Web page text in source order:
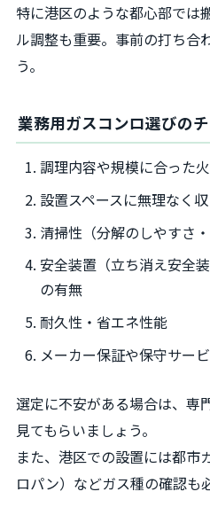
特に港区のような都心部では
ル調整も重要。事前の打ち合
う。
業務用ガスコンロ選びの
調理内容や規模に合った
設置スペースに無理なく
清掃性（分解のしやすさ・
安全装置（立ち消え安全
の有無
耐久性・省エネ性能
メーカー保証や保守サー
選定に不安がある場合は、専
見てもらいましょう。
また、港区での設置には都市
ロパン）などガス種の確認も